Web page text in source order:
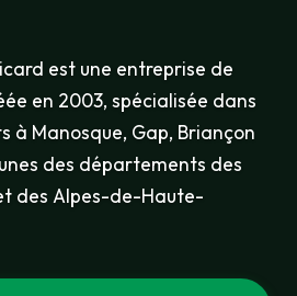
est une entreprise de
en 2003, spécialisée dans
à Manosque, Gap, Briançon
des départements des
des Alpes-de-Haute-